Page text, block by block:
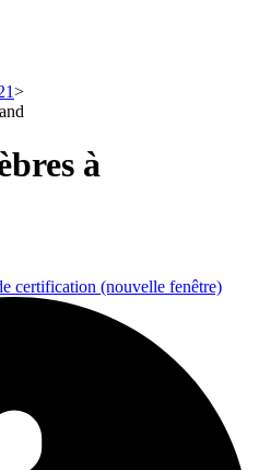
à
certification (nouvelle fenêtre)